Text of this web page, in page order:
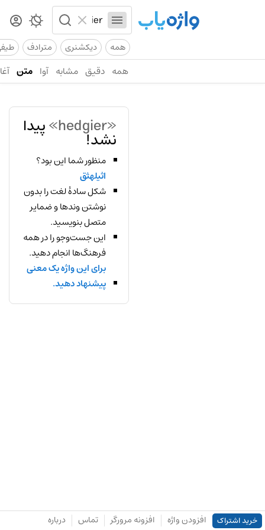
همه دیکشنری مترادف
همه دقیق مشابه آوا متن
«hedgier» پیدا
نشد!
منظور شما این بود؟
اثیلهثق
شکل سادهٔ لغت را بدون
نوشتن وندها و ضمایر
متصل بنویسید.
این جست‌وجو را در همه
فرهنگ‌ها انجام دهید.
برای این واژه یک معنی
پیشنهاد دهید.
خرید اشتراک افزودن واژه افزونه مرورگر تماس درباره